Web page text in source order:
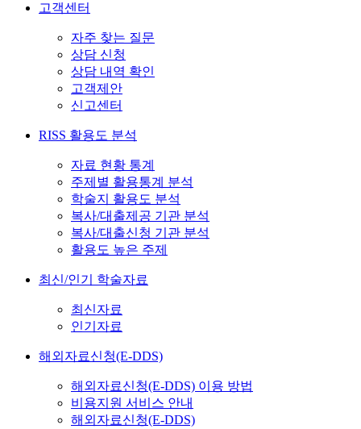
고객센터
자주 찾는 질문
상담 신청
상담 내역 확인
고객제안
신고센터
RISS 활용도 분석
자료 현황 통계
주제별 활용통계 분석
학술지 활용도 분석
복사/대출제공 기관 분석
복사/대출신청 기관 분석
활용도 높은 주제
최신/인기 학술자료
최신자료
인기자료
해외자료신청(E-DDS)
해외자료신청(E-DDS) 이용 방법
비용지원 서비스 안내
해외자료신청(E-DDS)